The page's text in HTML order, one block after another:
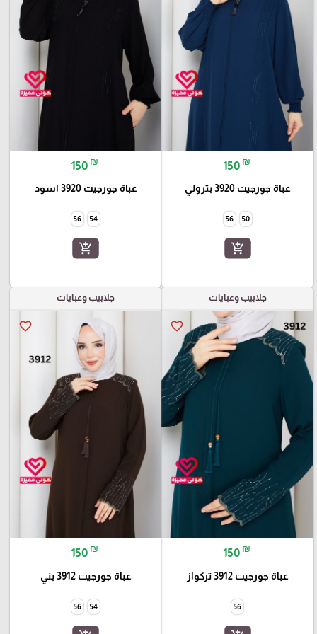
150 ₪
عباة جورجيت 3920 بترولي
50
56
add_shopping_cart
150 ₪
عباة جورجيت 3920 اسود
54
56
add_shopping_cart
جلابيب وعبايات
favorite_border
150 ₪
عباة جورجيت 3912 تركواز
56
جلابيب وعبايات
favorite_border
150 ₪
عباة جورجيت 3912 بني
54
56